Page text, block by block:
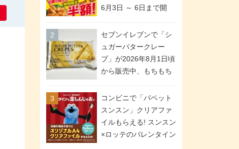
6月3日 ～ 6日まで開
などが「揚げ物スーパ
ーセール」でお得に! 各
日16:00 ～ 20:00の4時
間限定で実施。ななチ
メリカンドッグが税抜
セブンイレブンで「シ
ュガーバタークレー
プ」が2026年8月1日頃
から販売中、もちもち
シュガー＆バターをレ
ンジアップで手軽に楽
しめる冷凍食品。2個入
り
コンビニで「パペット
スンスン」クリアファ
イルもらえる! スンスン
×ロッテのバレンタイン